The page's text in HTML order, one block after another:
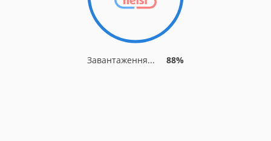
Завантаження... 88%